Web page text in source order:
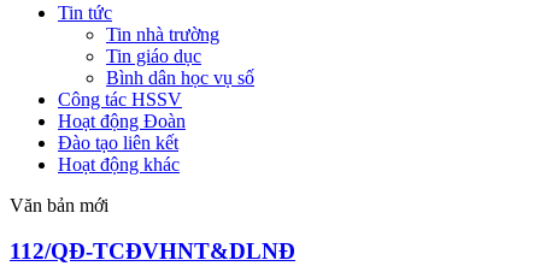
Tin tức
Tin nhà trường
Tin giáo dục
Bình dân học vụ số
Công tác HSSV
Hoạt động Đoàn
Đào tạo liên kết
Hoạt động khác
Văn bản mới
112/QĐ-TCĐVHNT&DLNĐ